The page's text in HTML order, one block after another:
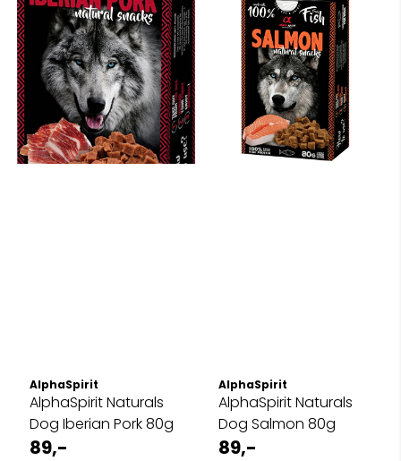
AlphaSpirit
AlphaSpirit Naturals
Dog Iberian Pork 80g
89,-
AlphaSpirit
AlphaSpirit Naturals
Dog Salmon 80g
89,-